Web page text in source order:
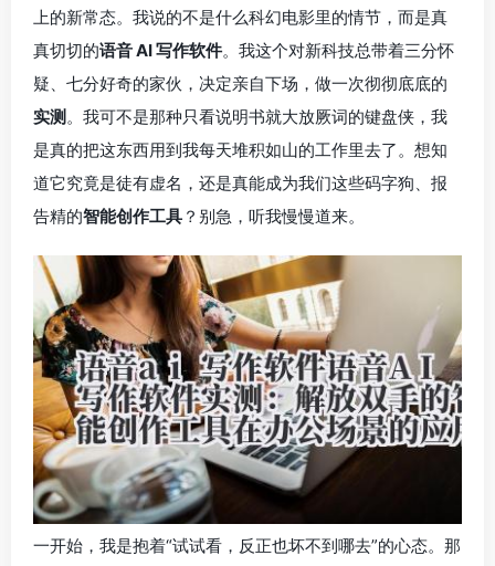
上的新常态。我说的不是什么科幻电影里的情节，而是真
真切切的语音 AI 写作软件。我这个对新科技总带着三分怀
疑、七分好奇的家伙，决定亲自下场，做一次彻彻底底的
实测。我可不是那种只看说明书就大放厥词的键盘侠，我
是真的把这东西用到我每天堆积如山的工作里去了。想知
道它究竟是徒有虚名，还是真能成为我们这些码字狗、报
告精的智能创作工具 ？别急，听我慢慢道来。
一开始，我是抱着“试试看，反正也坏不到哪去”的心态。那